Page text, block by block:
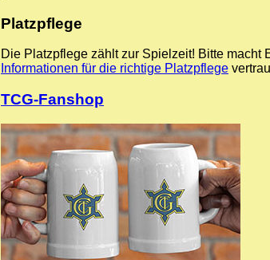
Platzpflege
Die Platzpflege zählt zur Spielzeit! Bitte macht
Informationen für die richtige Platzpflege
TCG-Fanshop